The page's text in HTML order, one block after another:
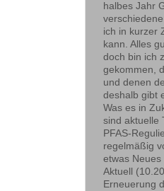
halbes Jahr
ich in kurzer
kann. Alles
doch bin ich
gekommen,
und denen
deshalb gibt
Was es in
sind aktuelle
PFAS-
regelmäßig
etwas
Aktuell
Erneuerung